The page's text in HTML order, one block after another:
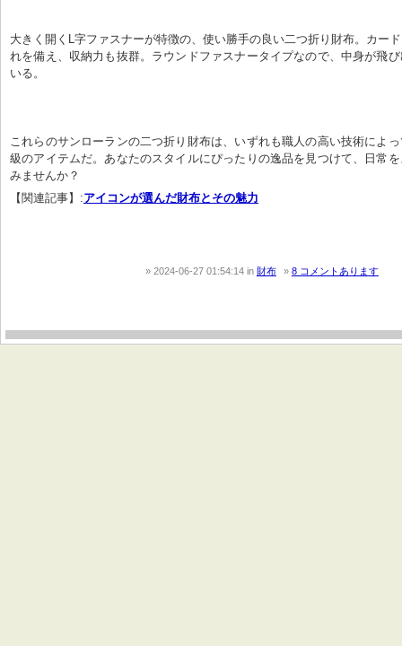
大きく開くL字ファスナーが特徴の、使い勝手の良い二つ折り財布。カー
れを備え、収納力も抜群。ラウンドファスナータイプなので、中身が飛
いる。
これらのサンローランの二つ折り財布は、いずれも職人の高い技術によ
級のアイテムだ。あなたのスタイルにぴったりの逸品を見つけて、日常
みませんか？
【関連記事】:アイコンが選んだ財布とその魅力
2024-06-27 01:54:14 in 財布 8 コメントあります